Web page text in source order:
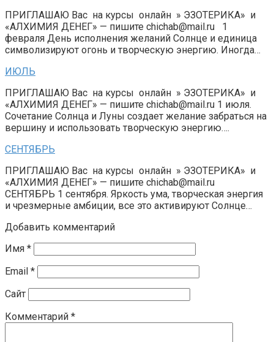
ПРИГЛАШАЮ Вас на курсы онлайн » ЭЗОТЕРИКА» и
«АЛХИМИЯ ДЕНЕГ» — пишите chichab@mail.ru 1
февраля День исполнения желаний Солнце и единица
символизируют огонь и творческую энергию. Иногда…
ИЮЛЬ
ПРИГЛАШАЮ Вас на курсы онлайн » ЭЗОТЕРИКА» и
«АЛХИМИЯ ДЕНЕГ» — пишите chichab@mail.ru 1 июля.
Сочетание Солнца и Луны создает желание забраться на
вершину и использовать творческую энергию….
СЕНТЯБРЬ
ПРИГЛАШАЮ Вас на курсы онлайн » ЭЗОТЕРИКА» и
«АЛХИМИЯ ДЕНЕГ» — пишите chichab@mail.ru
СЕНТЯБРЬ 1 сентября. Яркость ума, творческая энергия
и чрезмерные амбиции, все это активируют Солнце…
Добавить комментарий
Имя *
Email *
Сайт
Комментарий *